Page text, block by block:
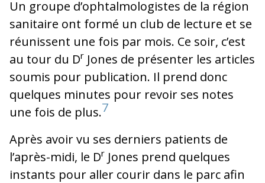
Un groupe d’ophtalmologistes de la région
sanitaire ont formé un club de lecture et se
réunissent une fois par mois. Ce soir, c’est
au tour du Dr Jones de présenter les articles
soumis pour publication. Il prend donc
quelques minutes pour revoir ses notes
une fois de plus.7
Après avoir vu ses derniers patients de
l’après-midi, le Dr Jones prend quelques
instants pour aller courir dans le parc afin